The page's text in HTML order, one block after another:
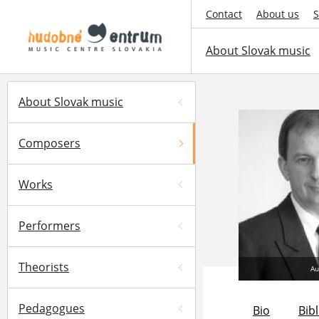
Contact About us
About Slovak music
About Slovak music
Composers
Works
Performers
Theorists
Pedagogues Bio